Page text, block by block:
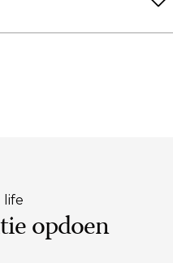
life
opdoen